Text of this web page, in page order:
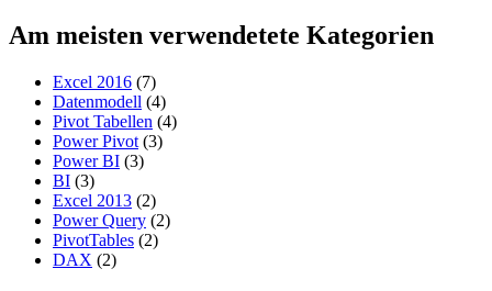
Am meisten verwendetete Kategorien
Excel 2016 (7)
Datenmodell (4)
Pivot Tabellen (4)
Power Pivot (3)
Power BI (3)
BI (3)
Excel 2013 (2)
Power Query (2)
PivotTables (2)
DAX (2)